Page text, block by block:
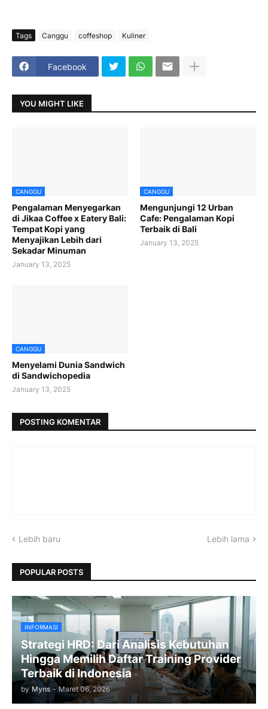
Tags Canggu coffeshop Kuliner
Facebook
YOU MIGHT LIKE
CANGGU
Pengalaman Menyegarkan
di Jikaa Coffee x Eatery Bali:
Tempat Kopi yang
Menyajikan Lebih dari
Sekadar Minuman
January 13, 2025
CANGGU
Mengunjungi 12 Urban
Cafe: Pengalaman Kopi
Terbaik di Bali
January 13, 2025
CANGGU
Menyelami Dunia Sandwich
di Sandwichopedia
January 13, 2025
POSTING KOMENTAR
Lebih baru Lebih lama
POPULAR POSTS
INFORMASI
Strategi HRD: Dari Analisis Kebutuhan
Hingga Memilih Daftar Training Provider
Terbaik di Indonesia
by Myns - Maret 06, 2026